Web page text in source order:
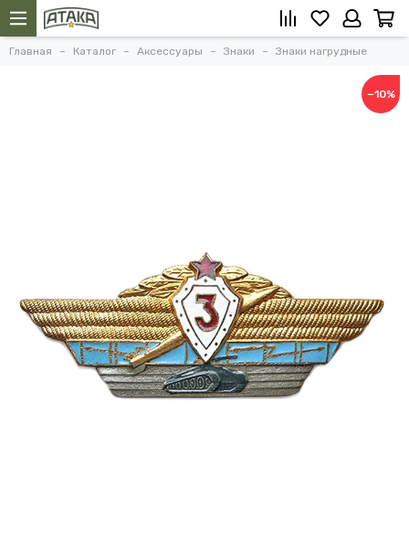
Главная Каталог Аксессуары Знаки Знаки нагрудные
−10%